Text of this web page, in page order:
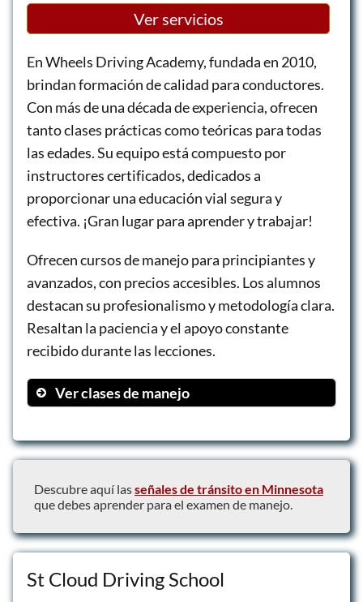
Ver servicios
En Wheels Driving Academy, fundada en 2010,
brindan formación de calidad para conductores.
Con más de una década de experiencia, ofrecen
tanto clases prácticas como teóricas para todas
las edades. Su equipo está compuesto por
instructores certificados, dedicados a
proporcionar una educación vial segura y
efectiva. ¡Gran lugar para aprender y trabajar!
Ofrecen cursos de manejo para principiantes y
avanzados, con precios accesibles. Los alumnos
destacan su profesionalismo y metodología clara.
Resaltan la paciencia y el apoyo constante
recibido durante las lecciones.
Ver clases de manejo
Clases Prácticas
Descubre aquí lasseñales de tránsito en Minnesota
que debes aprender para el examen de manejo.
St Cloud Driving School